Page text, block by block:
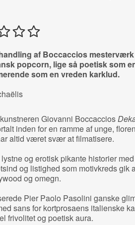
af Boccaccios
popcorn, lige så poetisk som
som en vreden karklud.
Giovanni Boccaccios
inden for en ramme af unge,
altid været svær at filmatisere.
og erotisk pikante historier
og listighed som motivkreds gik
og omegn.
Pier Paolo Pasolini ganske
sans for kortprosaens italienske
frivolitet og poetisk aura.